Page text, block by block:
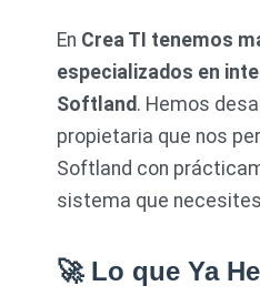
En Crea TI tenemos
especializados en
Softland . Hemos
propietaria que nos
Softland con
sistema que
🚀 Lo que Ya